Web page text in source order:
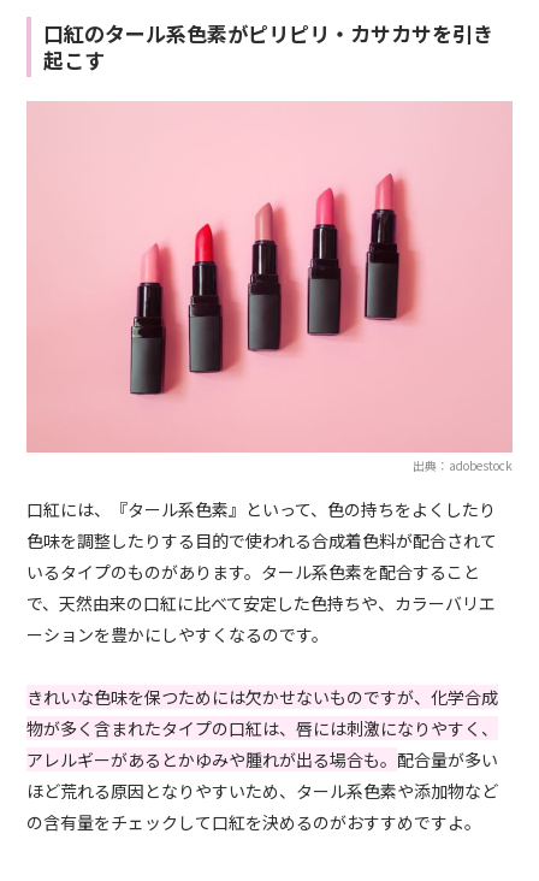
口紅のタール系色素がピリピリ・カサカサを引き
起こす
出典：adobestock
口紅には、『タール系色素』といって、色の持ちをよくしたり
色味を調整したりする目的で使われる合成着色料が配合されて
いるタイプのものがあります。タール系色素を配合すること
で、天然由来の口紅に比べて安定した色持ちや、カラーバリエ
ーションを豊かにしやすくなるのです。
きれいな色味を保つためには欠かせないものですが、化学合成
物が多く含まれたタイプの口紅は、唇には刺激になりやすく、
アレルギーがあるとかゆみや腫れが出る場合も。配合量が多い
ほど荒れる原因となりやすいため、タール系色素や添加物など
の含有量をチェックして口紅を決めるのがおすすめですよ。